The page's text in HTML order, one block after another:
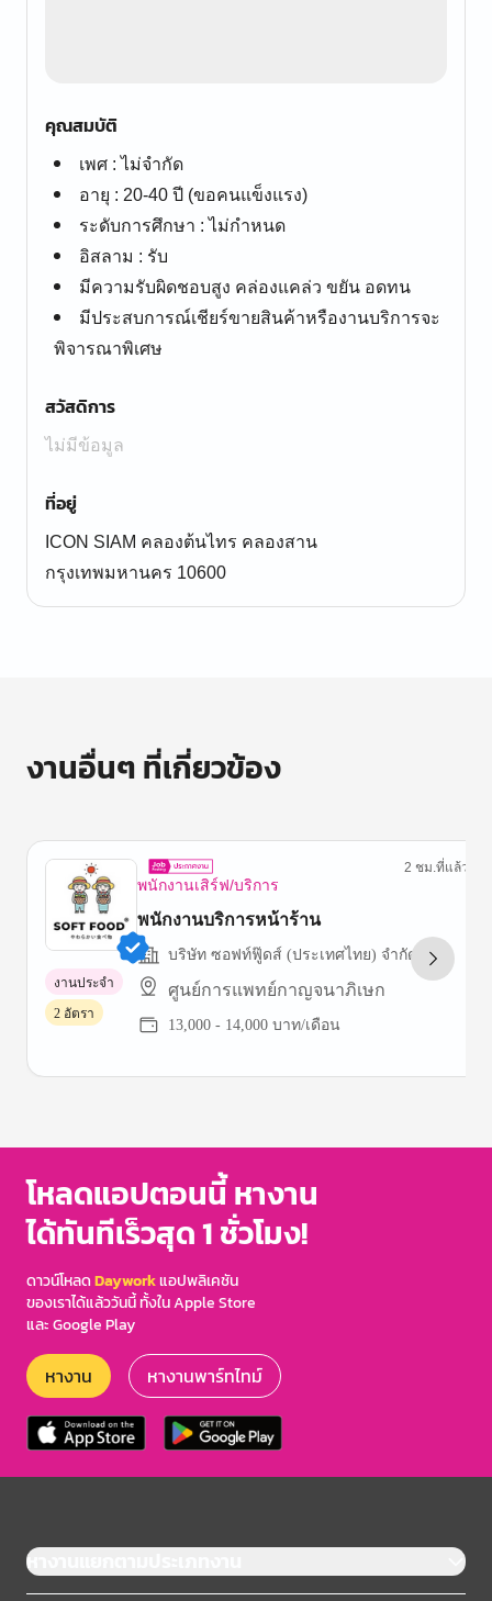
คุณสมบัติ
เพศ : ไม่จำกัด
อายุ : 20-40 ปี (ขอคนแข็งแรง)
ระดับการศึกษา : ไม่กำหนด
อิสลาม : รับ
มีความรับผิดชอบสูง คล่องแคล่ว ขยัน อดทน
มีประสบการณ์เชียร์ขายสินค้าหรืองานบริการจะ
พิจารณาพิเศษ
สวัสดิการ
ไม่มีข้อมูล
ที่อยู่
ICON SIAM คลองต้นไทร คลองสาน
กรุงเทพมหานคร 10600
งานอื่นๆ ที่เกี่ยวข้อง
พนักงานเสิร์ฟ/บริการ
2 ชม.ที่แล้ว
พนักงานบริการหน้าร้าน
บริษัท ซอฟท์ฟู๊ดส์ (ประเทศไทย) จำกัด
ศูนย์การแพทย์กาญจนาภิเษก
13,000 - 14,000 บาท/เดือน
งานประจำ
2 อัตรา
of
โหลดแอปตอนนี้ หางาน
ได้ทันทีเร็วสุด 1 ชั่วโมง!
ดาวน์โหลดDayworkแอปพลิเคชัน
ของเราได้แล้ววันนี้ ทั้งใน Apple Store
และ Google Play
หางาน หางานพาร์ทไทม์
หางานแยกตามประเภทงาน